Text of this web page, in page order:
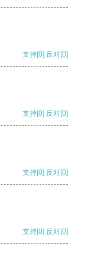
支持[0] 反对[0]
支持[0] 反对[0]
支持[0] 反对[0]
支持[0] 反对[0]